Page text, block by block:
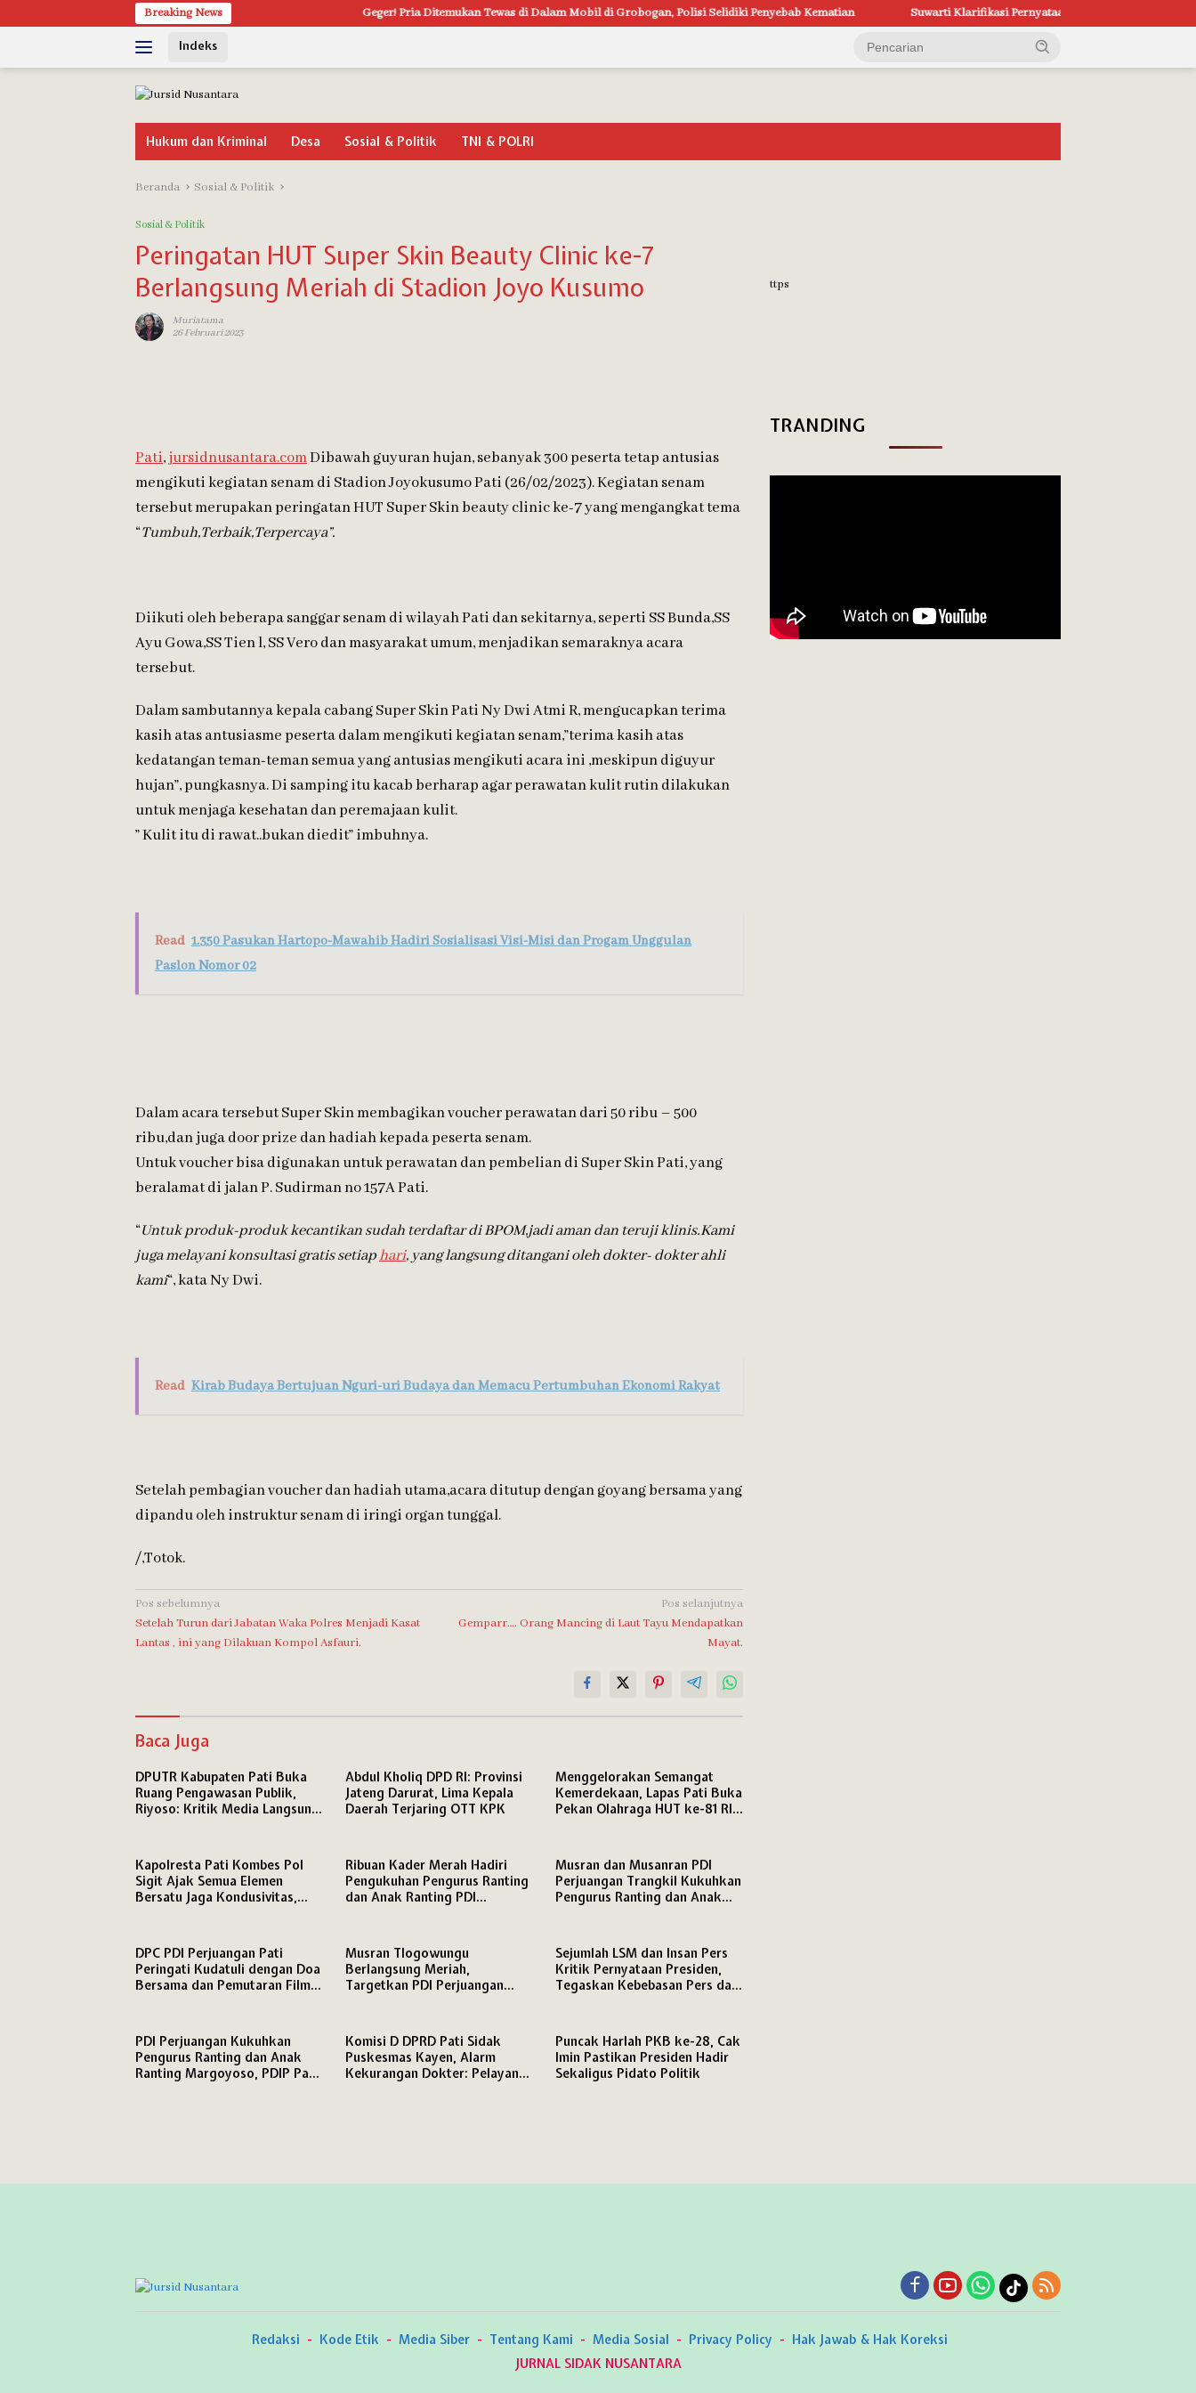
ke
Breaking News Geger! Pria Ditemukan Tewas di Dalam Mobil di Grobogan, Polisi Selidiki Penyebab Kematian Suwarti Klarifikasi Pernyataan Utomo di Media Sosial:
Indeks
Hukum dan Kriminal Desa Sosial & Politik TNI & POLRI
Beranda Sosial & Politik
Sosial & Politik
Peringatan HUT Super Skin Beauty Clinic ke-7
Berlangsung Meriah di Stadion Joyo Kusumo
Muriatama
26 Februari 2023
Pati,jursidnusantara.comDibawah guyuran hujan, sebanyak 300 peserta tetap antusias
mengikuti kegiatan senam di Stadion Joyokusumo Pati (26/02/2023). Kegiatan senam
tersebut merupakan peringatan HUT Super Skin beauty clinic ke-7 yang mengangkat tema
“Tumbuh,Terbaik,Terpercaya”.
Diikuti oleh beberapa sanggar senam di wilayah Pati dan sekitarnya, seperti SS Bunda,SS
Ayu Gowa,SS Tien l, SS Vero dan masyarakat umum, menjadikan semaraknya acara
tersebut.
Dalam sambutannya kepala cabang Super Skin Pati Ny Dwi Atmi R, mengucapkan terima
kasih atas antusiasme peserta dalam mengikuti kegiatan senam,”terima kasih atas
kedatangan teman-teman semua yang antusias mengikuti acara ini ,meskipun diguyur
hujan”, pungkasnya. Di samping itu kacab berharap agar perawatan kulit rutin dilakukan
untuk menjaga kesehatan dan peremajaan kulit.
” Kulit itu di rawat..bukan diedit” imbuhnya.
Read 1.350 Pasukan Hartopo-Mawahib Hadiri Sosialisasi Visi-Misi dan Progam Unggulan
Paslon Nomor 02
Dalam acara tersebut Super Skin membagikan voucher perawatan dari 50 ribu – 500
ribu,dan juga door prize dan hadiah kepada peserta senam.
Untuk voucher bisa digunakan untuk perawatan dan pembelian di Super Skin Pati, yang
beralamat di jalan P. Sudirman no 157A Pati.
“Untuk produk-produk kecantikan sudah terdaftar di BPOM,jadi aman dan teruji klinis.Kami
juga melayani konsultasi gratis setiaphari, yang langsung ditangani oleh dokter- dokter ahli
kami“, kata Ny Dwi.
Read Kirab Budaya Bertujuan Nguri-uri Budaya dan Memacu Pertumbuhan Ekonomi Rakyat
Setelah pembagian voucher dan hadiah utama,acara ditutup dengan goyang bersama yang
dipandu oleh instruktur senam di iringi organ tunggal.
/,Totok.
Navigasi
pos
Pos sebelumnya
Setelah Turun dari Jabatan Waka Polres Menjadi Kasat
Lantas , ini yang Dilakuan Kompol Asfauri.
Pos selanjutnya
Gemparr…. Orang Mancing di Laut Tayu Mendapatkan
Mayat.
Baca Juga
DPUTR Kabupaten Pati Buka
Ruang Pengawasan Publik,
Riyoso: Kritik Media Langsung
Abdul Kholiq DPD RI: Provinsi
Jateng Darurat, Lima Kepala
Daerah Terjaring OTT KPK
Menggelorakan Semangat
Kemerdekaan, Lapas Pati Buka
Pekan Olahraga HUT ke-81 RI,
Kapolresta Pati Kombes Pol
Sigit Ajak Semua Elemen
Bersatu Jaga Kondusivitas,
Ribuan Kader Merah Hadiri
Pengukuhan Pengurus Ranting
dan Anak Ranting PDI
Musran dan Musanran PDI
Perjuangan Trangkil Kukuhkan
Pengurus Ranting dan Anak
DPC PDI Perjuangan Pati
Peringati Kudatuli dengan Doa
Bersama dan Pemutaran Film
Musran Tlogowungu
Berlangsung Meriah,
Targetkan PDI Perjuangan
Sejumlah LSM dan Insan Pers
Kritik Pernyataan Presiden,
Tegaskan Kebebasan Pers dan
PDI Perjuangan Kukuhkan
Pengurus Ranting dan Anak
Ranting Margoyoso, PDIP Pati
Komisi D DPRD Pati Sidak
Puskesmas Kayen, Alarm
Kekurangan Dokter: Pelayanan
Puncak Harlah PKB ke-28, Cak
Imin Pastikan Presiden Hadir
Sekaligus Pidato Politik
ttps
TRANDING
Redaksi Kode Etik Media Siber Tentang Kami Media Sosial Privacy Policy
Hak Jawab & Hak Koreksi
JURNAL SIDAK NUSANTARA